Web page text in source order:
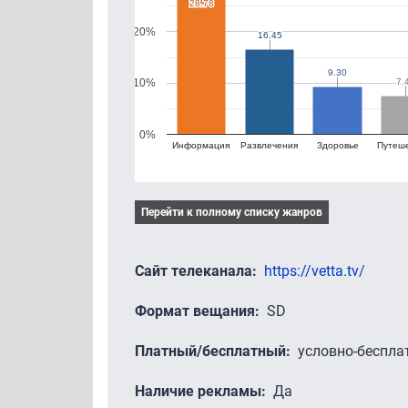
Информация Развлечения Здоровье
0%
10%
20%
28.78
28.78
16.45
16.45
9.30
9.30
Перейти к полному списку жанров
Сайт телеканала https://vetta.tv/
Формат вещания SD
Платный/бесплатный условно-
Наличие рекламы Да